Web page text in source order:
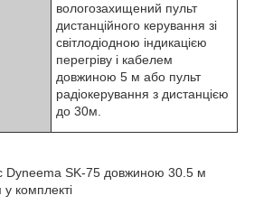
вологозахищений пульт
дистанційного керування зі
світлодіодною індикацією
перегріву і кабелем
довжиною 5 м або пульт
радіокерування з дистанцією
до 30м.
Dyneema SK-75 довжиною 30.5 м
комплекті